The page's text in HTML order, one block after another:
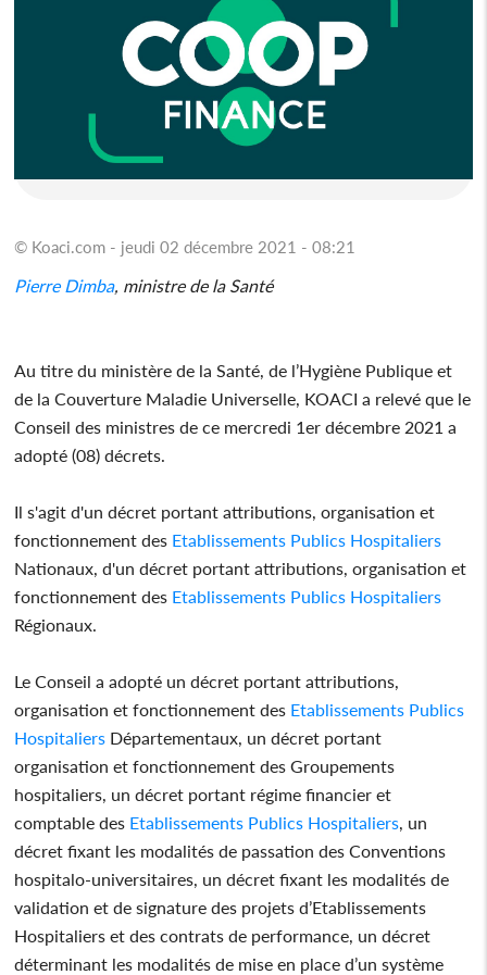
© Koaci.com - jeudi 02 décembre 2021 - 08:21
Pierre Dimba, ministre de la Santé
Au titre du ministère de la Santé, de l’Hygiène Publique et
de la Couverture Maladie Universelle, KOACI a relevé que le
Conseil des ministres de ce mercredi 1er décembre 2021 a
adopté (08) décrets.
Il s'agit d'un décret portant attributions, organisation et
fonctionnement des Etablissements Publics Hospitaliers
Nationaux, d'un décret portant attributions, organisation et
fonctionnement des Etablissements Publics Hospitaliers
Régionaux.
Le Conseil a adopté un décret portant attributions,
organisation et fonctionnement des Etablissements Publics
Hospitaliers Départementaux, un décret portant
organisation et fonctionnement des Groupements
hospitaliers, un décret portant régime financier et
comptable des Etablissements Publics Hospitaliers , un
décret fixant les modalités de passation des Conventions
hospitalo-universitaires, un décret fixant les modalités de
validation et de signature des projets d’Etablissements
Hospitaliers et des contrats de performance, un décret
déterminant les modalités de mise en place d’un système